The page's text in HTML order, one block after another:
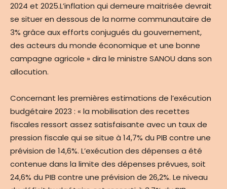
2024 et 2025.L’inflation qui demeure maitrisée devrait
se situer en dessous de la norme communautaire de
3% grâce aux efforts conjugués du gouvernement,
des acteurs du monde économique et une bonne
campagne agricole » dira le ministre SANOU dans son
allocution.
Concernant les premières estimations de l’exécution
budgétaire 2023 : « la mobilisation des recettes
fiscales ressort assez satisfaisante avec un taux de
pression fiscale qui se situe à 14,7% du PIB contre une
prévision de 14,6%. L’exécution des dépenses a été
contenue dans la limite des dépenses prévues, soit
24,6% du PIB contre une prévision de 26,2%. Le niveau